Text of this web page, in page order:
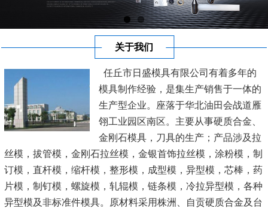
关于我们
任丘市日盛模具有限公司有着多年的
模具制作经验，是集生产销售于一体的
生产型企业。座落于华北油田会战道雁
翎工业园区南区。主要从事硬质合金、
金刚石模具，刀具的生产；产品涉及拉
丝模，拔管模，金刚石拉丝模，金银首饰拉丝模，涂粉模，制
订模，直杆模，缩杆模，整形模，成型模，异型模，芯棒，药
片模，制钉模，螺旋模，轧辊模，链条模，冷拉异型模，各种
异型模及非标准件模具。原材料采用株洲、自贡硬质合金及台